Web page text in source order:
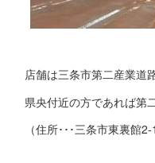
店舗は三条市第二産業道
県央付近の方であれば第
（住所･･･三条市東裏館2-